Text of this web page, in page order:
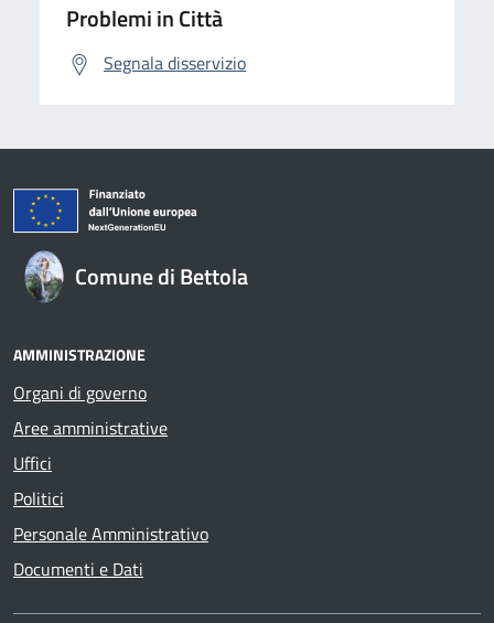
Problemi in Città
Segnala disservizio
Comune di Bettola
AMMINISTRAZIONE
Organi di governo
Aree amministrative
Uffici
Politici
Personale Amministrativo
Documenti e Dati